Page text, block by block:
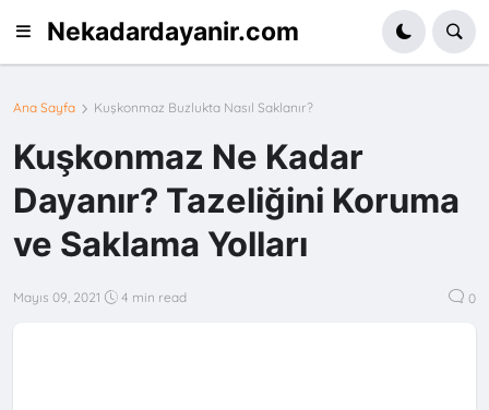
Nekadardayanir.com
Ana Sayfa Kuşkonmaz Buzlukta Nasıl Saklanır?
Kuşkonmaz Ne Kadar
Dayanır? Tazeliğini Koruma
ve Saklama Yolları
Mayıs 09, 2021 4 min read 0